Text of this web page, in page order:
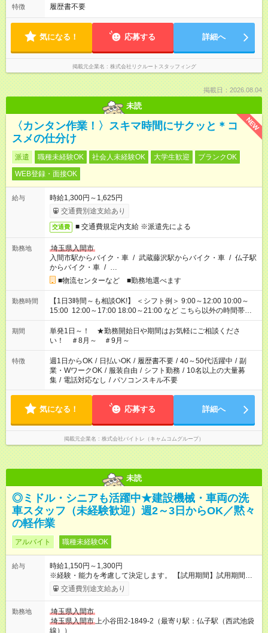
特徴 履歴書不要
気になる！ 応募する 詳細へ
掲載元企業名 株式会社リクルートスタッフィング
掲載日：2026.08.04
未読
NEW
〈カンタン作業！〉スキマ時間にサクッと＊コ
スメの仕分け
派遣 職種未経験OK 社会人未経験OK 大学生歓迎
ブランクOK
WEB登録・面接OK
給与
時給1,300円～1,625円
交通費別途支給あり
交通費 ■ 交通費規定内支給 ※派遣先による
勤務地
埼玉県入間市
入間市駅からバイク・車 / 武蔵藤沢駅からバイク・車 / 仏子駅
からバイク・車 / …
■物流センターなど ■勤務地選べます
勤務時間
【1日3時間～も相談OK!】 ＜シフト例＞ 9:00～12:00 10:00～
15:00 12:00～17:00 18:00～21:00 など こちら以外の時間帯も
お気軽にご相談ください！
期間
単発1日～！ ★勤務開始日や期間はお気軽にご相談くださ
い！ ＃8月～ ＃9月～
特徴 週1日からOK / 日払いOK / 履歴書不要 / 40～50代活躍中 / 副
業・WワークOK / 服装自由 / シフト勤務 / 10名以上の大量募
集 / 電話対応なし / パソコンスキル不要
気になる！ 応募する 詳細へ
掲載元企業名 株式会社バイトレ（キャムコムグループ）
未読
◎ミドル・シニアも活躍中★建設機械・車両の洗
車スタッフ（未経験歓迎）週2～3日からOK／黙々
の軽作業
アルバイト 職種未経験OK
給与
時給1,150円～1,300円
※経験・能力を考慮して決定します。 【試用期間】試用期間な
し 交通費別途支給あり
勤務地
埼玉県入間市
埼玉県入間市上小谷田2-1849-2（最寄り駅：仏子駅（西武池袋
線））